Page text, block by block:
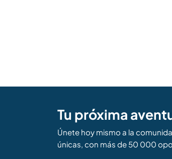
Tu próxima
Únete hoy mismo a la
únicas, con más de 50 000